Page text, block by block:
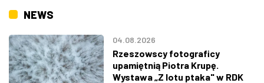
NEWS
04.08.2026
Rzeszowscy fotograficy
upamiętnią Piotra Krupę.
Wystawa „Z lotu ptaka" w RDK